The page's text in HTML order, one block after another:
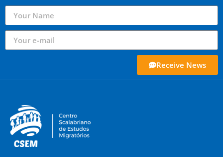
Receive News